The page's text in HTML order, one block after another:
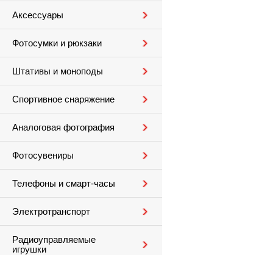
Аксессуары
Фотосумки и рюкзаки
Штативы и моноподы
Спортивное снаряжение
Аналоговая фотография
Фотосувениры
Телефоны и смарт-часы
Электротранспорт
Радиоуправляемые
игрушки